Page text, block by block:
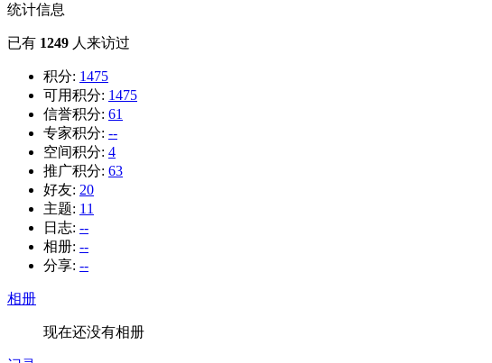
统计信息
已有 1249 人来访过
积分: 1475
可用积分: 1475
信誉积分: 61
专家积分: --
空间积分: 4
推广积分: 63
好友: 20
主题: 11
日志: --
相册: --
分享: --
相册
现在还没有相册